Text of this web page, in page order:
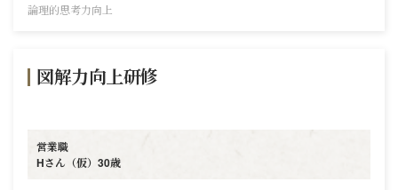
論理的思考力向上
図解力向上研修
営業職
Hさん（仮）30歳